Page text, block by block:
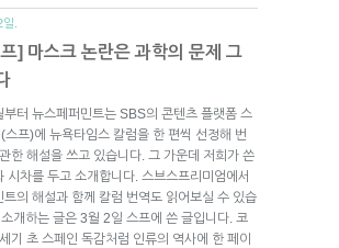
.
] 마스크 논란은 과학의 문제 그
터 뉴스페퍼민트는 SBS의 콘텐츠 플랫폼 스
스프)에 뉴욕타임스 칼럼을 한 편씩 선정해 번
한 해설을 쓰고 있습니다. 그 가운데 저희가 쓴
시차를 두고 소개합니다. 스브스프리미엄에서
트의 해설과 함께 칼럼 번역도 읽어보실 수 있습
개하는 글은 3월 2일 스프에 쓴 글입니다. 코
기 초 스페인 독감처럼 인류의 역사에 한 페이